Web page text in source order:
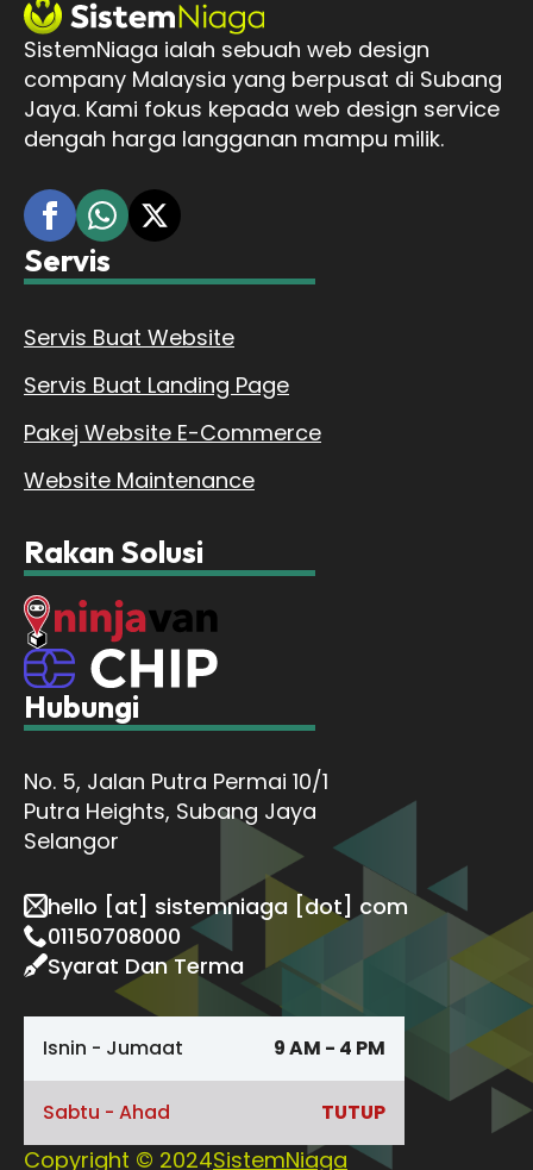
SistemNiaga ialah sebuah web design
company Malaysia yang berpusat di Subang
Jaya. Kami fokus kepada web design service
dengah harga langganan mampu milik.
Servis
Servis Buat Website
Servis Buat Landing Page
Pakej Website E-Commerce
Website Maintenance
Rakan Solusi
Hubungi
No. 5, Jalan Putra Permai 10/1
Putra Heights, Subang Jaya
Selangor
hello [at] sistemniaga [dot] com
01150708000
Syarat Dan Terma
Isnin - Jumaat 9 AM - 4 PM
Sabtu - Ahad TUTUP
Copyright © 2024SistemNiaga